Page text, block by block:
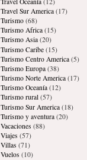
Travel Sur America (17)
Turismo (68)
Turismo Africa (15)
Turismo Asia (20)
Turismo Caribe (15)
Turismo Centro America (5)
Turismo Europa (38)
Turismo Norte America (17)
Turismo Oceanía (12)
Turismo rural (57)
Turismo Sur America (18)
Turismo y aventura (20)
Vacaciones (88)
Viajes (57)
Villas (71)
Vuelos (10)